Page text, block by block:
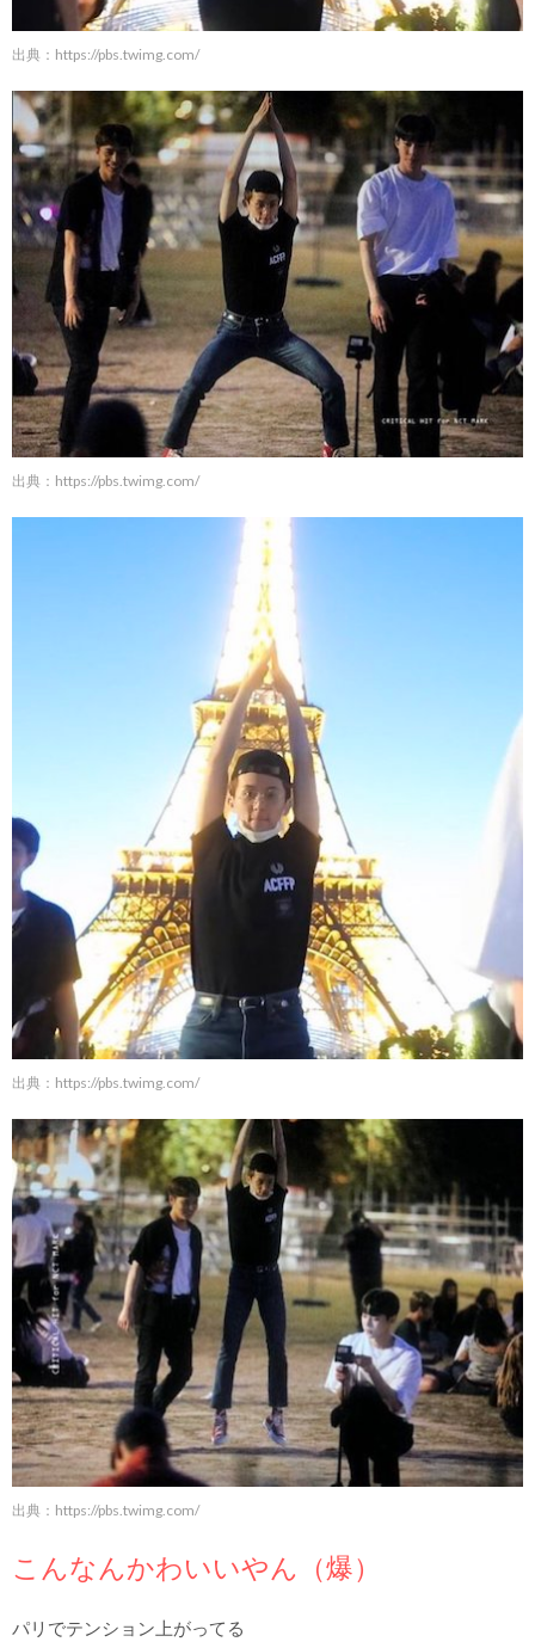
出典： https://pbs.twimg.com/
出典： https://pbs.twimg.com/
出典： https://pbs.twimg.com/
出典： https://pbs.twimg.com/
こんなんかわいいやん（爆）
パリでテンション上がってる